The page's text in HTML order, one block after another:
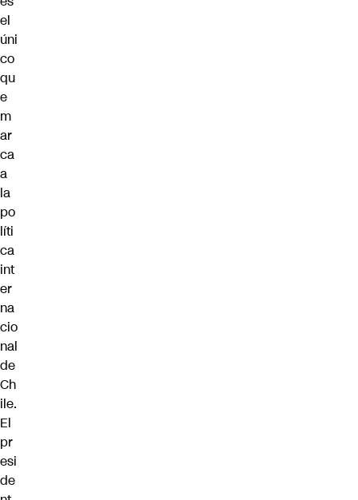
el
úni
co
qu
e
m
ar
ca
a
la
po
líti
ca
int
er
na
cio
nal
de
Ch
ile.
El
pr
esi
de